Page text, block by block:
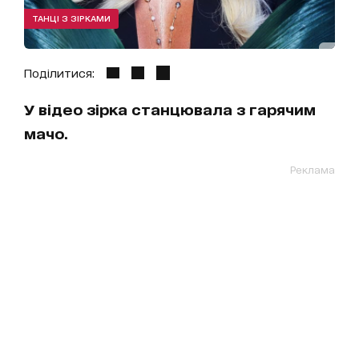
ТАНЦІ З ЗІРКАМИ
Поділитися:
У відео зірка станцювала з гарячим
мачо.
Реклама